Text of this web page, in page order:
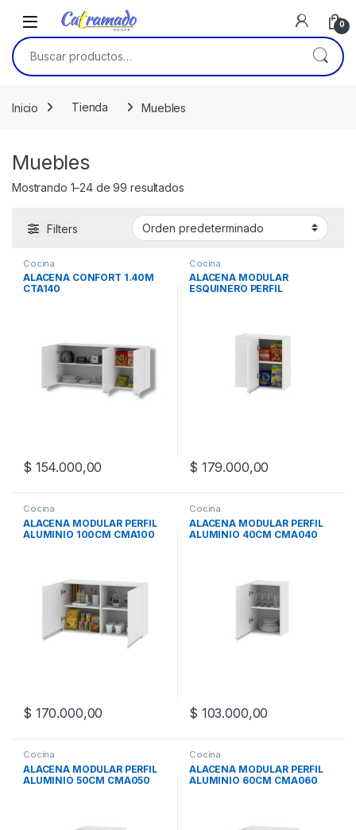
Skip to navigation
Skip to content
0
Buscar por:
Inicio Tienda Muebles
Muebles
Mostrando 1–24 de 99 resultados
Filters
Cocina
ALACENA CONFORT 1.40M
CTA140
$ 154.000,00
Cocina
ALACENA MODULAR
ESQUINERO PERFIL
$ 179.000,00
Cocina
ALACENA MODULAR PERFIL
ALUMINIO 100CM CMA100
$ 170.000,00
Cocina
ALACENA MODULAR PERFIL
ALUMINIO 40CM CMA040
$ 103.000,00
Cocina
ALACENA MODULAR PERFIL
ALUMINIO 50CM CMA050
Cocina
ALACENA MODULAR PERFIL
ALUMINIO 60CM CMA060